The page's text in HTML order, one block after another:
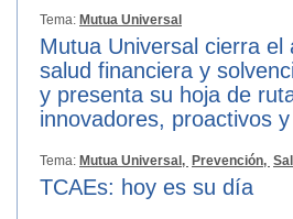
Tema: Mutua Universal
Mutua Universal cierra el
salud financiera y
y presenta su hoja de
innovadores, proactivos
Tema: Mutua Universal, Prevención,
TCAEs: hoy es su día